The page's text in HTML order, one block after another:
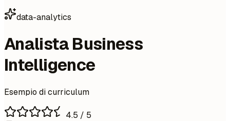
data-analytics
Analista Business
Intelligence
Esempio di curriculum
4.5 / 5